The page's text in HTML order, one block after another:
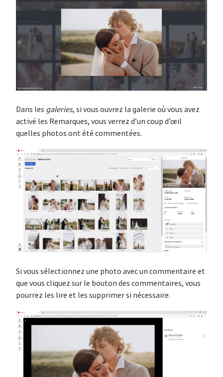
Dans les galeries, si vous ouvrez la galerie où vous avez
activé les Remarques, vous verrez d’un coup d’œil
quelles photos ont été commentées.
Si vous sélectionnez une photo avec un commentaire et
que vous cliquez sur le bouton des commentaires, vous
pourrez les lire et les supprimer si nécessaire.